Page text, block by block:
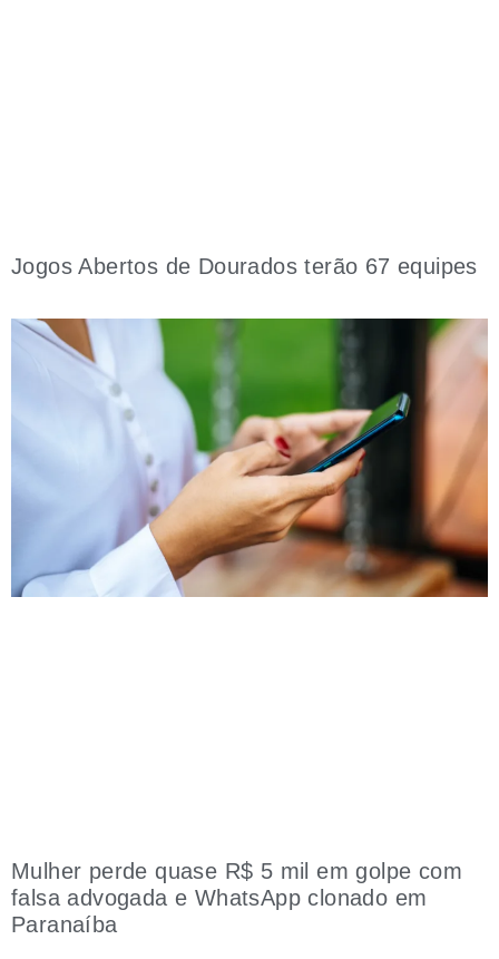
Jogos Abertos de Dourados terão 67 equipes
Mulher perde quase R$ 5 mil em golpe com
falsa advogada e WhatsApp clonado em
Paranaíba